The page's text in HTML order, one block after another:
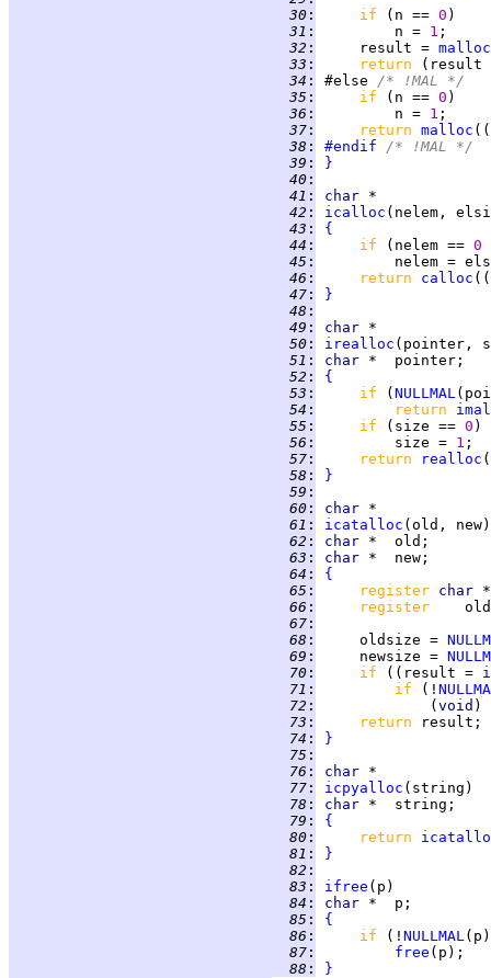
  30
: if (n == 0
  31
:
         n =
1
  32
:
     result =
malloc
  33
: return
(result
  34
: #else
/* !MAL */
  35
: if (n == 0
  36
:
         n =
1
  37
: return malloc ((
  38
: #endif /* !MAL */
  39
:
}
  40
:
  41
: char
  42
:
icalloc
  43
:
{
  44
: if (nelem == 0
  45
:
nelem =
  46
: return calloc ((
  47
:
}
  48
:
  49
: char
  50
:
irealloc
  51
: char
  52
:
{
  53
: if ( NULLMAL
  54
: return
  55
: if (size == 0
  56
:
         size =
1
  57
: return realloc
  58
:
}
  59
:
  60
: char
  61
:
icatalloc
  62
: char
  63
: char
  64
:
{
  65
: register char
  66
:
register
  67
:
  68
:
     oldsize =
  69
:
     newsize =
  70
: if ((result =
  71
: if (!
  72
:
             (
void )
  73
: return
  74
:
}
  75
:
  76
: char
  77
: icpyalloc
  78
: char
  79
:
{
  80
: return
  81
:
}
  82
:
  83
: ifree
  84
: char
  85
:
{
  86
: if (! NULLMAL
  87
: free
  88
: }